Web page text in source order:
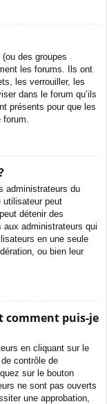
des groupes
les forums. Ils ont
les verrouiller, les
dans le forum qu’ils
présents pour que les
administrateurs du
utilisateur peut
détenir des
administrateurs qui
en une seule
ou bien leur
comment puis-je
en cliquant sur le
contrôle de
sur le bouton
ne sont pas ouverts
une approbation,